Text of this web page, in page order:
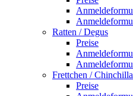
Ratten / Degus
Preise
Frettchen /
Preise